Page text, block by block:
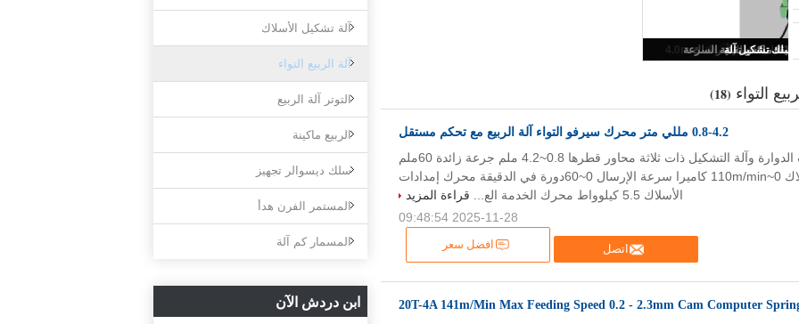
آلة تشكيل الأسلاك
آلة الربيع التواء
التوتر آلة الربيع
الربيع ماكينة
سلك ديسوالر تجهيز
المستمر الفرن هدأ
المسمار كم آلة
ابن دردش الآن
الربيع تشكيل آلة
التواء (18)
0.8-4.2 مللي متر محرك سيرفو التواء آلة الربيع مع تحكم مستقل
اتصل افضل سعر
آلة صناعة الرباعات الدوارة وآلة التشكيل ذات ثلاثة محاور قطرها 0.8~4.2 ملم جرعة زائدة 60ملم
سرعة تغذية الأسلاك 0~110m/min كاميرا سرعة الإرسال 0~60دورة في الدقيقة محرك إمدادات
الأسلاك 5.5 كيلوواط محرك الخدمة الع...
قراءة المزيد
2025-11-28 09:48:54
20T-4A 141m/Min Max Feeding Speed 0.2 - 2.3mm Cam Computer